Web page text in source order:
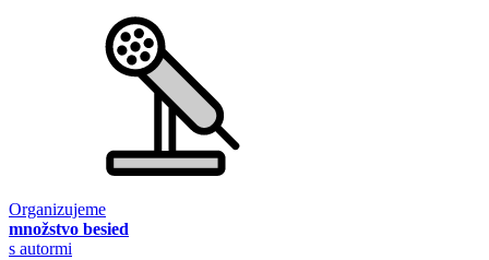
Organizujeme
množstvo besied
s autormi